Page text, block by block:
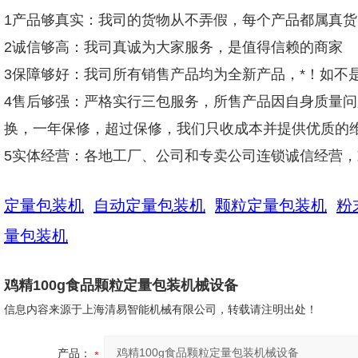
1产品够真实：我司的货物从不弄假，每个产品都属真
2诚信够高：我司真诚为大家服务，是值得信赖的商家
3保障够好：我司所有销售产品均为全新产品，*！如不
4售后够强：严格实行三包服务，所售产品因自身质量
换，一年保修，超过保修，我们只收成本并提供优质的
5实体经营：各地工厂、公司和专卖公司连锁诚信经营
定量包装机 自动定量包装机 颗粒定量包装机 粉
量包装机
鸡精100g食品颗粒定量包装机械设备
信息内容来源于上海清易智能机械有限公司，转载请注明出处！
产品：